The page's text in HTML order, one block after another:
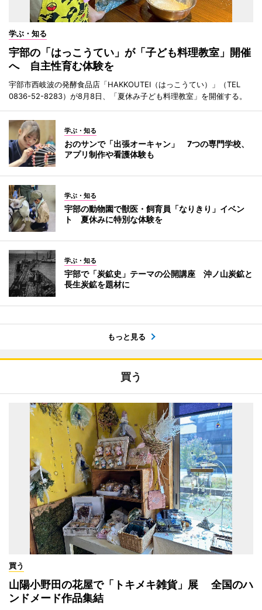
学ぶ・知る
宇部の「はっこうてい」が「子ども料理教室」開催
へ 自主性育む体験を
宇部市西岐波の発酵食品店「HAKKOUTEI（はっこうてい）」（TEL
0836-52-8283）が8月8日、「夏休み子ども料理教室」を開催する。
学ぶ・知る
おのサンで「出張オーキャン」 7つの専門学校、
アプリ制作や看護体験も
学ぶ・知る
宇部の動物園で獣医・飼育員「なりきり」イベン
ト 夏休みに特別な体験を
学ぶ・知る
宇部で「炭鉱史」テーマの公開講座 沖ノ山炭鉱と
長生炭鉱を題材に
もっと見る
買う
買う
山陽小野田の花屋で「トキメキ雑貨」展 全国のハ
ンドメード作品集結